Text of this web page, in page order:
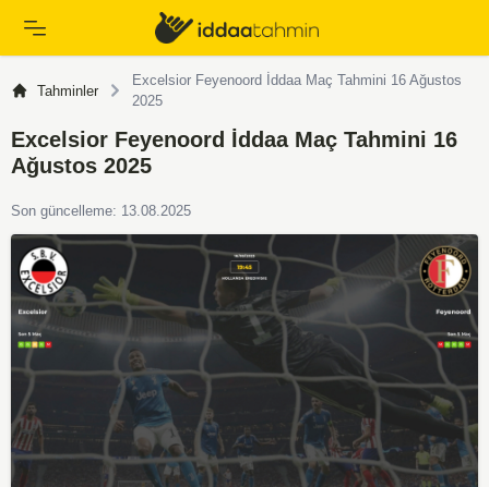
Tahminler
Excelsior Feyenoord İddaa Maç Tahmini 16 Ağustos
2025
Excelsior Feyenoord İddaa Maç Tahmini 16
Ağustos 2025
Son güncelleme: 13.08.2025